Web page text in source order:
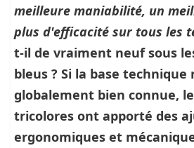
meilleure maniabilité, un
plus d'efficacité sur tous les
t-il de vraiment neuf sous
bleus ? Si la base technique
globalement bien connue,
tricolores ont apporté des
ergonomiques et